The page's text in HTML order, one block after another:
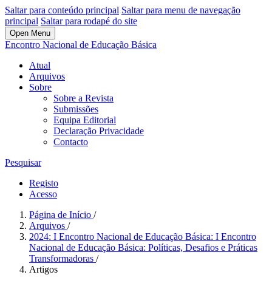
Saltar para conteúdo principal Saltar para menu de navegação
principal Saltar para rodapé do site
Open Menu
Encontro Nacional de Educação Básica
Atual
Arquivos
Sobre
Sobre a Revista
Submissões
Equipa Editorial
Declaração Privacidade
Contacto
Pesquisar
Registo
Acesso
Página de Início /
Arquivos /
2024: I Encontro Nacional de Educação Básica: I Encontro
Nacional de Educação Básica: Políticas, Desafios e Práticas
Transformadoras /
Artigos